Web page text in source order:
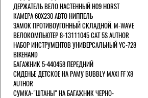
ДЕРЖАТЕЛЬ ВЕЛО НАСТЕННЫЙ H09 HORST
КАМЕРА 60X230 АВТО НИППЕЛЬ
ЗАМОК ПРОТИВОУГОННЫЙ СКЛАДНОЙ. M-WAVE
ВЕЛОКОМПЬЮТЕР 8-13111045 CAT 5S AUTHOR
НАБОР ИНСТРУМЕНТОВ УНИВЕРСАЛЬНЫЙ YC-728
BIKEHAND
БАГАЖНИК 5-440458 ПЕРЕДНИЙ
СИДЕНЬЕ ДЕТСКОЕ НА РАМУ BUBBLY MAXI FF X8
AUTHOR
СУМКА-"ШТАНЫ" НА БАГАЖНИК ЧЕРНО-